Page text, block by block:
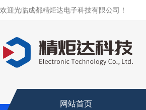
欢迎光临成都精炬达电子科技有限公司！
网站首页